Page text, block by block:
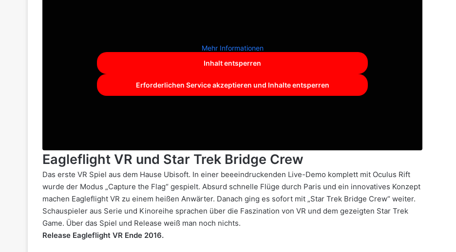
Mehr Informationen
Inhalt entsperren
Erforderlichen Service akzeptieren und Inhalte entsperren
Eagleflight VR und Star Trek Bridge Crew
Das erste VR Spiel aus dem Hause Ubisoft. In einer beeeindruckenden Live-Demo komplett mit Oculus Rift
wurde der Modus „Capture the Flag“ gespielt. Absurd schnelle Flüge durch Paris und ein innovatives Konzept
machen Eagleflight VR zu einem heißen Anwärter. Danach ging es sofort mit „Star Trek Bridge Crew“ weiter.
Schauspieler aus Serie und Kinoreihe sprachen über die Faszination von VR und dem gezeigten Star Trek
Game. Über das Spiel und Release weiß man noch nichts.
Release Eagleflight VR Ende 2016.